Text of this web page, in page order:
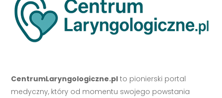
CentrumLaryngologiczne.pl to pionierski portal
medyczny, który od momentu swojego powstania